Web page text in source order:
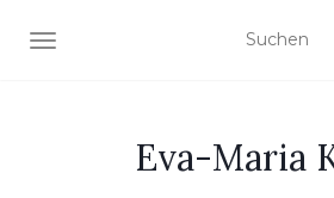
NAVIGATION UMSCHALTEN
Eva-Maria